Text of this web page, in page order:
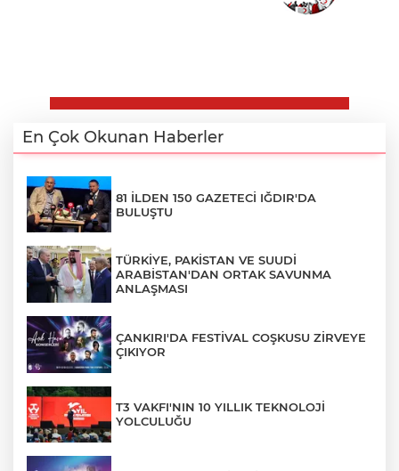
En Çok Okunan Haberler
81 İLDEN 150 GAZETECİ IĞDIR'DA
BULUŞTU
TÜRKİYE, PAKİSTAN VE SUUDİ
ARABİSTAN'DAN ORTAK SAVUNMA
ANLAŞMASI
ÇANKIRI'DA FESTİVAL COŞKUSU ZİRVEYE
ÇIKIYOR
T3 VAKFI'NIN 10 YILLIK TEKNOLOJİ
YOLCULUĞU